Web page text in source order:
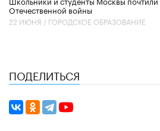
Отечественной войны
22 ИЮНЯ / ГОРОДСКОЕ ОБРАЗОВАНИЕ
ПОДЕЛИТЬСЯ